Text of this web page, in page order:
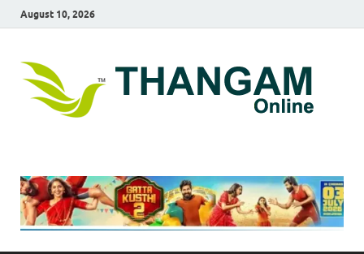
August 10, 2026